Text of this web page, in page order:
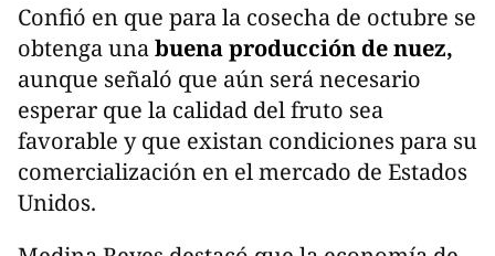
Confió en que para la cosecha de octubre se
obtenga unabuena producción de nuez,
aunque señaló que aún será necesario
esperar que la calidad del fruto sea
favorable y que existan condiciones para su
comercialización en el mercado de Estados
Unidos.